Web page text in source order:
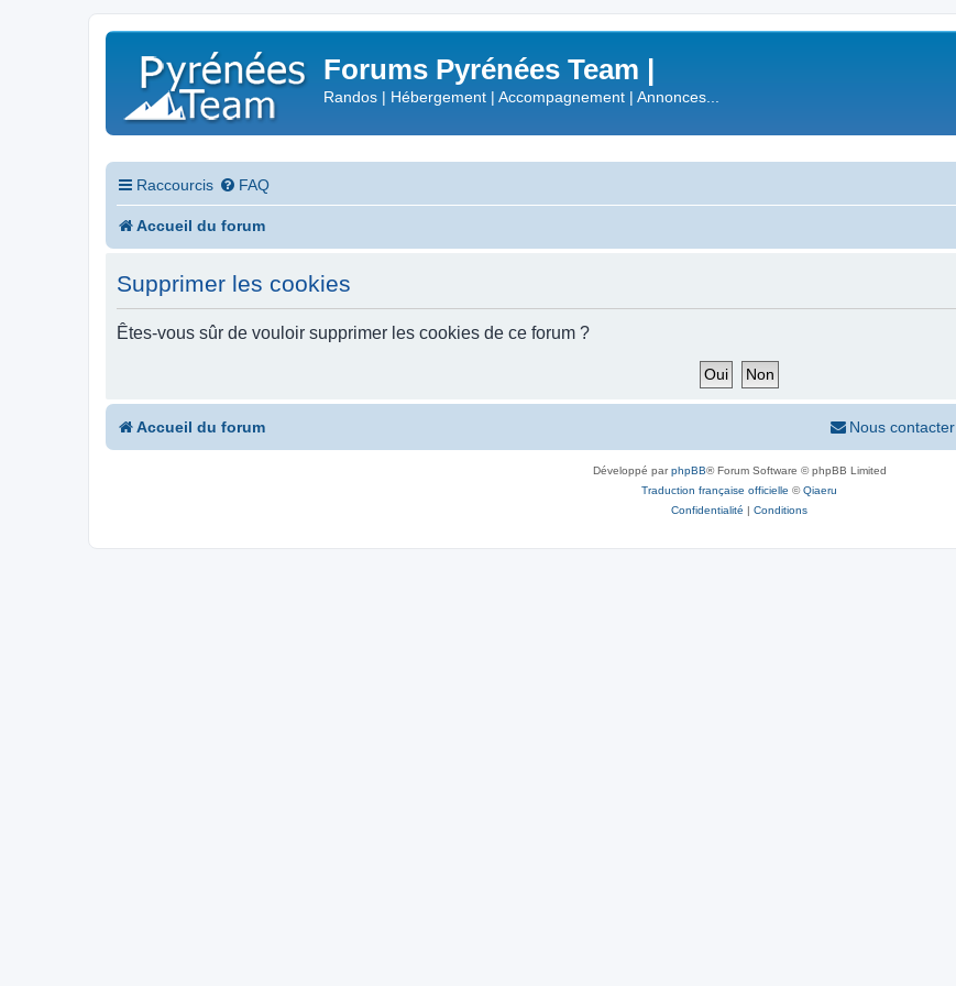
Forums Pyrénées Team |
Randos | Hébergement | Accompagnement | Annonces...
Raccourcis FAQ
Accueil du forum
Supprimer les cookies
Êtes-vous sûr de vouloir supprimer les cookies de ce forum ?
Accueil du forum Nous contacter
Développé parphpBB® Forum Software © phpBB Limited
Traduction française officielle ©Qiaeru
Confidentialité | Conditions